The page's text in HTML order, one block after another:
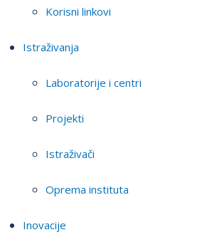
Korisni linkovi
Istraživanja
Laboratorije i centri
Projekti
Istraživači
Oprema instituta
Inovacije